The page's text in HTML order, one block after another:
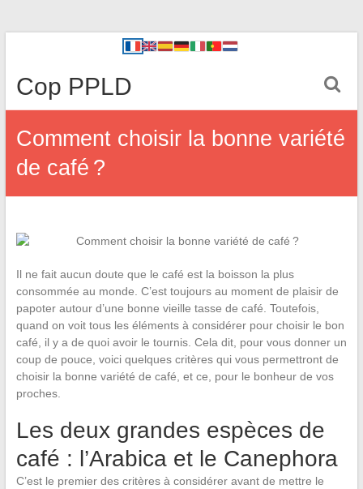
Cop PPLD
Comment choisir la bonne variété
de café ?
Il ne fait aucun doute que le café est la boisson la plus
consommée au monde. C’est toujours au moment de plaisir de
papoter autour d’une bonne vieille tasse de café. Toutefois,
quand on voit tous les éléments à considérer pour choisir le bon
café, il y a de quoi avoir le tournis. Cela dit, pour vous donner un
coup de pouce, voici quelques critères qui vous permettront de
choisir la bonne variété de café, et ce, pour le bonheur de vos
proches.
Les deux grandes espèces de
café : l’Arabica et le Canephora
C’est le premier des critères à considérer avant de mettre le